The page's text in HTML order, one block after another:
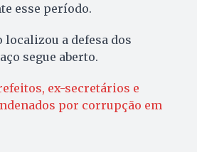
esse período.
localizou a defesa dos
segue aberto.
ex-secretários e
por corrupção em